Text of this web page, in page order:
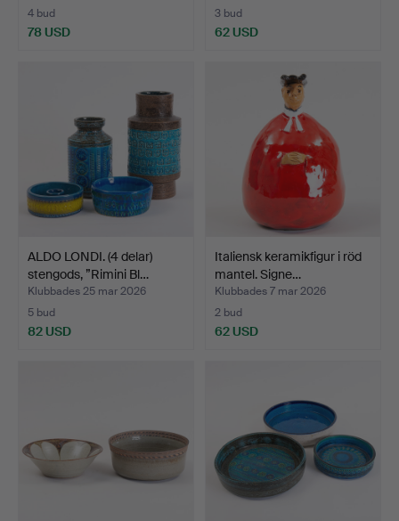
4 bud
78 USD
3 bud
62 USD
ALDO LONDI. (4 delar)
stengods, ”Rimini Bl…
Klubbades 25 mar 2026
5 bud
82 USD
Italiensk keramikfigur i röd
mantel. Signe…
Klubbades 7 mar 2026
2 bud
62 USD